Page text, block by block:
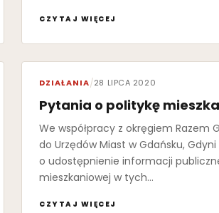
CZYTAJ WIĘCEJ
DZIAŁANIA/28 LIPCA 2020
Pytania o politykę
We współpracy z okręgiem Razem
do Urzędów Miast w Gdańsku,
o udostępnienie informacji
mieszkaniowej w tych…
CZYTAJ WIĘCEJ